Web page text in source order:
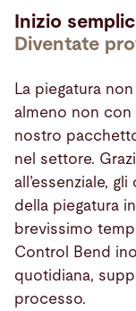
Inizio
Diventate
La piegatura
almeno non con
nostro
nel settore.
all’essenziale,
della piegatura
brevissimo
Control Bend
quotidiana,
processo.